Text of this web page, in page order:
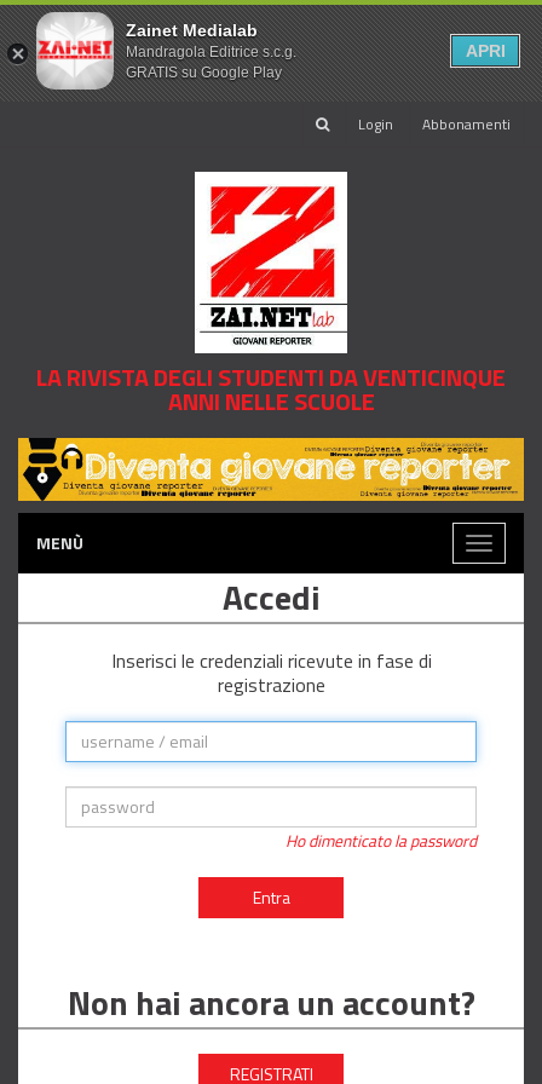
Login Abbonamenti
LA RIVISTA DEGLI STUDENTI DA VENTICINQUE
ANNI NELLE SCUOLE
MENÙ
Toggle
Accedi
Inserisci le credenziali ricevute in fase di
registrazione
Ho dimenticato la password
Entra
Non hai ancora un account?
REGISTRATI
Zainet Medialab
Mandragola Editrice s.c.g.
GRATIS su Google Play
APRI